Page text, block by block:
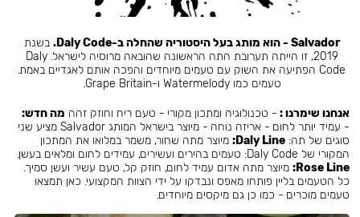
Salvador - הוא מותג בעל היסטוריה שהחלה ב-Daly Code.
בשנת
2019, זו הייתה תערובת התה הראשונה שהובאה מרוסיה לישראל. Daly
Code הפתיעה את השוק עם טעמים מיוחדים והפכה אותם לאגדיים באמת.
טעמים כמו Watermelody ו-Grape Britain.
אנחנו שימרנו : - טכנולוגיה ומתכון מקורי - טעם ריח וחוזק זהה מה חדש:
- עמיד יותר לחום - אריזה נוחה - מיוצר בישראל המותג Salvador מציע שני
סוגים של תה:Daly Line: מיוצר מתה שחור, משמר במלואו את המתכון
המקורי של Daly Code: טעמים בהירים ועשירים, עמידים לחום ומלאים בעשן.
Rose Line: מיוצר מתה אדום עמיד לחום, חוזק קל, טעם עשיר ועשן סמיך.
כל הטעמים בליין פותחו מאפס ונבדקו על ידי הצוות המקצועי. כאן תמצאו
טעמים מוכרים - כמו כן גם מיקסים מיוחדים.